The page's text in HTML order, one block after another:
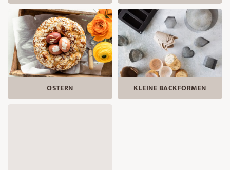
OSTERN KLEINE BACKFORMEN